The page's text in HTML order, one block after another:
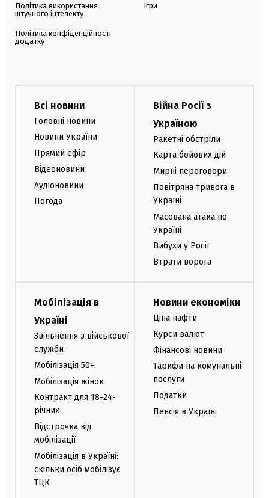
Політика використання
штучного інтелекту
Політика конфіденційності
додатку
Ігри
Всі новини
Головні новини
Новини України
Прямий ефір
Відеоновини
Аудіоновини
Погода
Війна Росії з
Україною
Ракетні обстріли
Карта бойових дій
Мирні переговори
Повітряна тривога в
Україні
Масована атака по
Україні
Вибухи у Росії
Втрати ворога
Мобілізація в
Україні
Звільнення з військової
служби
Мобілізація 50+
Мобілізація жінок
Контракт для 18-24-
річних
Відстрочка від
мобілізації
Мобілізація в Україні:
скільки осіб мобілізує
ТЦК
Новини економіки
Ціна нафти
Курси валют
Фінансові новини
Тарифи на комунальні
послуги
Податки
Пенсія в Україні